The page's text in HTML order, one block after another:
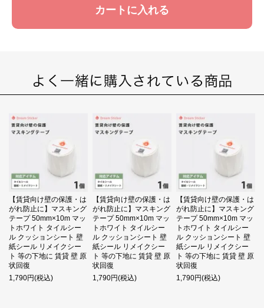
カートに入れる
【賃貸向け壁の保護・は
がれ防止に】マスキング
テープ 50mm×10m マッ
トホワイト タイルシー
ル クッションシート 壁
紙シール リメイクシー
ト 等の下地に 賃貸 壁 原
状回復
1,790円(税込)
【賃貸向け壁の保護・は
がれ防止に】マスキング
テープ 50mm×10m マッ
トホワイト タイルシー
ル クッションシート 壁
紙シール リメイクシー
ト 等の下地に 賃貸 壁 原
状回復
1,790円(税込)
【賃貸向け壁の保護・は
がれ防止に】マスキング
テープ 50mm×10m マッ
トホワイト タイルシー
ル クッションシート 壁
紙シール リメイクシー
ト 等の下地に 賃貸 壁 原
状回復
1,790円(税込)